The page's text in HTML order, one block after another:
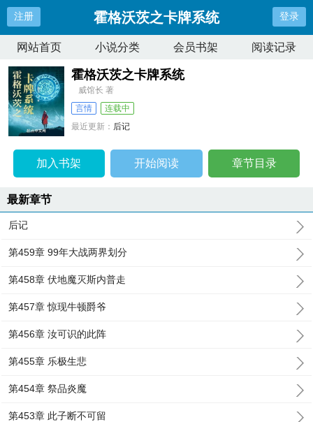
注册 霍格沃茨之卡牌系统 登录
网站首页 小说分类 会员书架 阅读记录
霍格沃茨之卡牌系统
威馆长 著
言情
连载中
最近更新： 后记
加入书架 开始阅读 章节目录
最新章节
后记
第459章 99年大战两界划分
第458章 伏地魔灭斯内普走
第457章 惊现牛顿爵爷
第456章 汝可识的此阵
第455章 乐极生悲
第454章 祭品炎魔
第453章 此子断不可留